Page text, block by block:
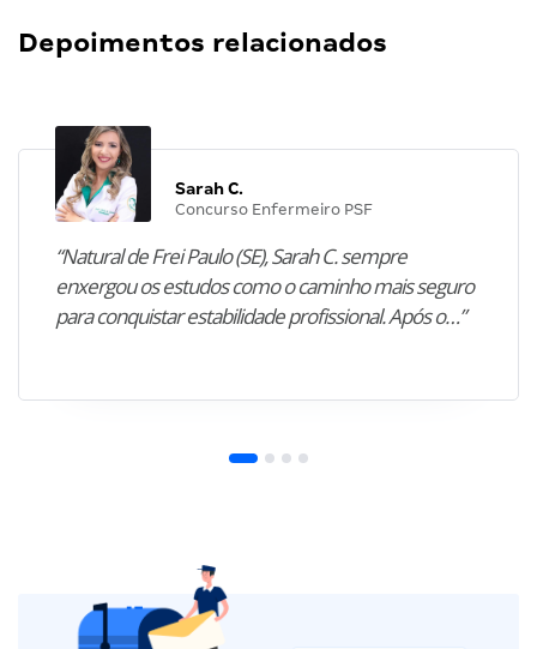
Depoimentos relacionados
Sarah C.
Concurso Enfermeiro PSF
“Natural de Frei Paulo (SE), Sarah C. sempre
enxergou os estudos como o caminho mais seguro
para conquistar estabilidade profissional. Após o…”